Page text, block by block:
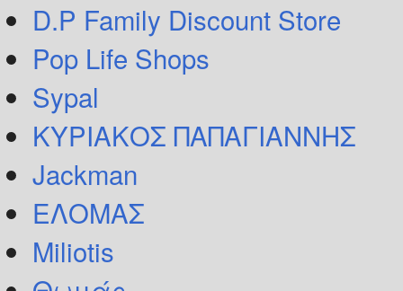
D.P Family Discount Store
Pop Life Shops
Sypal
ΚΥΡΙΑΚΟΣ ΠΑΠΑΓΙΑΝΝΗΣ
Jackman
ΕΛΟΜΑΣ
Miliotis